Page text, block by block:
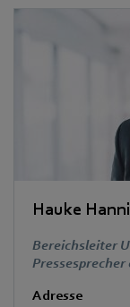
Hauke
Bereichsleiter
Pressesprecher
Adresse